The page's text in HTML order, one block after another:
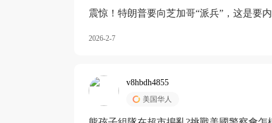
震惊！特朗普要向芝加哥“派兵”，这是要
2026-2-7
v8hbdh4855
美国华人